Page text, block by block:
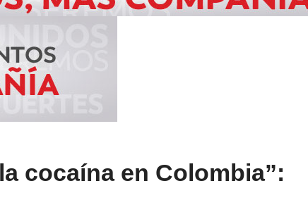
cocaína en Colombia”: